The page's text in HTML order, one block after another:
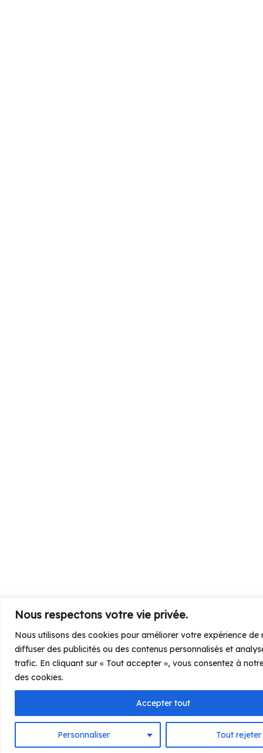
Nous respectons votre vie privée.
Nous utilisons des cookies pour améliorer votre expérience de
diffuser des publicités ou des contenus personnalisés et
trafic. En cliquant sur « Tout accepter », vous consentez à
des cookies.
Personnaliser Tout rejeter
Accepter tout